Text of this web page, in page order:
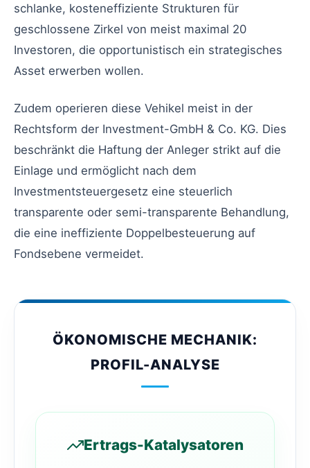
schlanke, kosteneffiziente Strukturen für
geschlossene Zirkel von meist maximal 20
Investoren, die opportunistisch ein strategisches
Asset erwerben wollen.
Zudem operieren diese Vehikel meist in der
Rechtsform der Investment-GmbH & Co. KG. Dies
beschränkt die Haftung der Anleger strikt auf die
Einlage und ermöglicht nach dem
Investmentsteuergesetz eine steuerlich
transparente oder semi-transparente Behandlung,
die eine ineffiziente Doppelbesteuerung auf
Fondsebene vermeidet.
ÖKONOMISCHE MECHANIK:
PROFIL-ANALYSE
Ertrags-Katalysatoren